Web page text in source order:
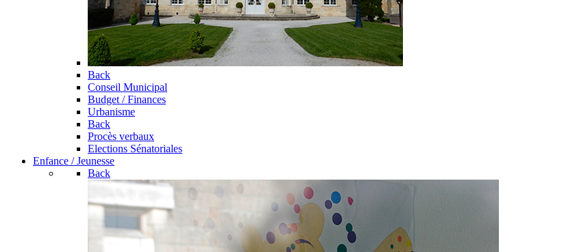
Back
Conseil Municipal
Budget / Finances
Urbanisme
Back
Procès verbaux
Elections Sénatoriales
Enfance / Jeunesse
Back